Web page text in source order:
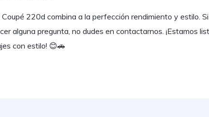
220d combina a la perfección rendimiento y estilo.
alguna pregunta, no dudes en contactarnos. ¡Estamos
con estilo! 😊🚗